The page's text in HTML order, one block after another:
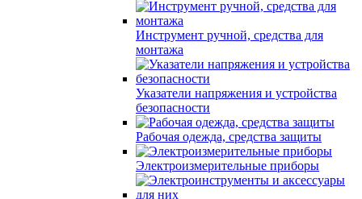
Инструмент ручной, средства для
монтажа
Указатели напряжения и устройства
безопасности
Рабочая одежда, средства защиты
Электроизмерительные приборы